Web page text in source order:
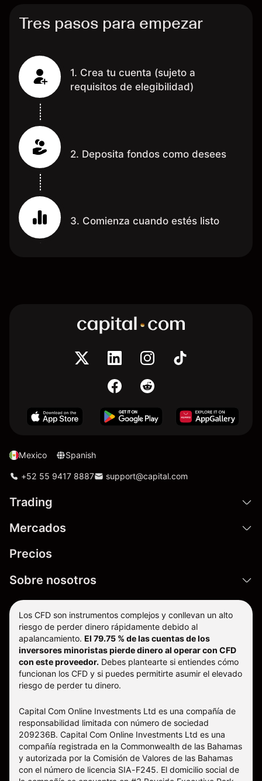
Tres pasos para empezar
1. Crea tu cuenta (sujeto a
requisitos de elegibilidad)
2. Deposita fondos como desees
3. Comienza cuando estés listo
Mexico Spanish
+52 55 9417 8887 support@capital.com
Trading
Mercados
Precios
Sobre nosotros
Los CFD son instrumentos complejos y conllevan un alto
riesgo de perder dinero rápidamente debido al
apalancamiento. El 79.75 % de las cuentas de los
inversores minoristas pierde dinero al operar con CFD
con este proveedor. Debes plantearte si entiendes cómo
funcionan los CFD y si puedes permitirte asumir el elevado
riesgo de perder tu dinero.
Capital Com Online Investments Ltd es una compañía de
responsabilidad limitada con número de sociedad
209236B. Capital Com Online Investments Ltd es una
compañía registrada en la Commonwealth de las Bahamas
y autorizada por la Comisión de Valores de las Bahamas
con el número de licencia SIA-F245. El domicilio social de